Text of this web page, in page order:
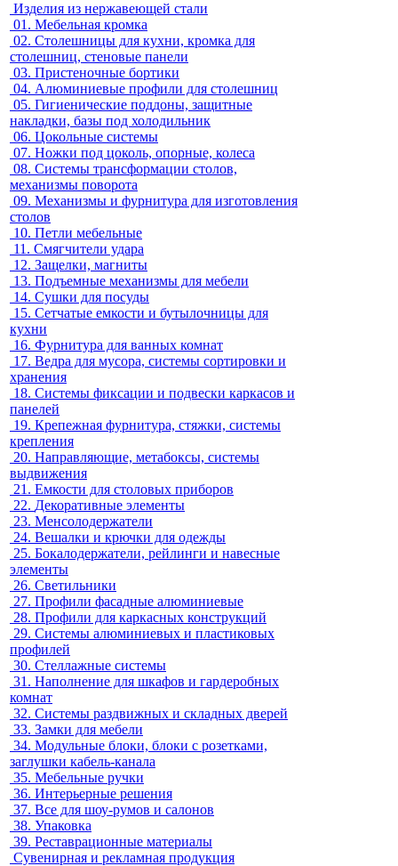
Изделия из нержавеющей стали
01. Мебельная кромка
02. Столешницы для кухни, кромка для
столешниц, стеновые панели
03. Пристеночные бортики
04. Алюминиевые профили для столешниц
05. Гигиенические поддоны, защитные
накладки, базы под холодильник
06. Цокольные системы
07. Ножки под цоколь, опорные, колеса
08. Системы трансформации столов,
механизмы поворота
09. Механизмы и фурнитура для изготовления
столов
10. Петли мебельные
11. Смягчители удара
12. Защелки, магниты
13. Подъемные механизмы для мебели
14. Сушки для посуды
15. Сетчатые емкости и бутылочницы для
кухни
16. Фурнитура для ванных комнат
17. Ведра для мусора, системы сортировки и
хранения
18. Системы фиксации и подвески каркасов и
панелей
19. Крепежная фурнитура, стяжки, системы
крепления
20. Направляющие, метабоксы, системы
выдвижения
21. Емкости для столовых приборов
22. Декоративные элементы
23. Менсолодержатели
24. Вешалки и крючки для одежды
25. Бокалодержатели, рейлинги и навесные
элементы
26. Светильники
27. Профили фасадные алюминиевые
28. Профили для каркасных конструкций
29. Системы алюминиевых и пластиковых
профилей
30. Стеллажные системы
31. Наполнение для шкафов и гардеробных
комнат
32. Системы раздвижных и складных дверей
33. Замки для мебели
34. Модульные блоки, блоки с розетками,
заглушки кабель-канала
35. Мебельные ручки
36. Интерьерные решения
37. Все для шоу-румов и салонов
38. Упаковка
39. Реставрационные материалы
Сувенирная и рекламная продукция